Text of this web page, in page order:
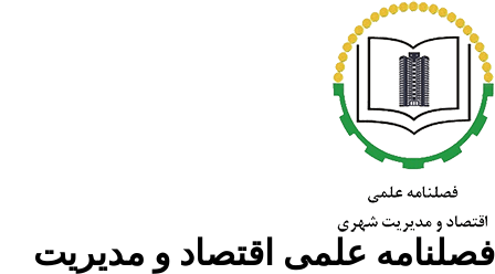
علمی اقتصاد و مدیریت